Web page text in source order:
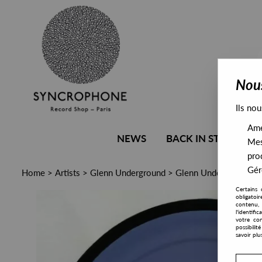
NEWS BACK IN STOCK
Home > Artists > Glenn Underground > Glenn Underground -
Ils
Certains
contenu,
votre
savoir